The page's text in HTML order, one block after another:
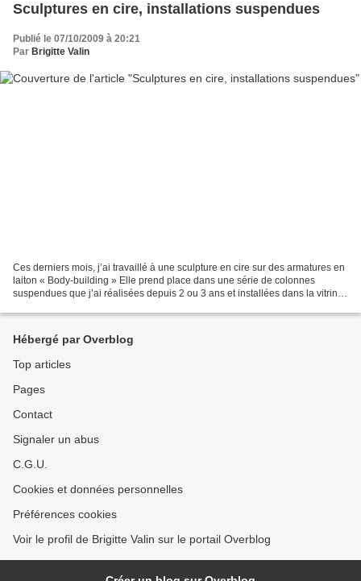
Sculptures en cire, installations suspendues
Publié le 07/10/2009 à 20:21
Par Brigitte Valin
Ces derniers mois, j’ai travaillé à une sculpture en cire sur des armatures en
laiton « Body-building » Elle prend place dans une série de colonnes
suspendues que j’ai réalisées depuis 2 ou 3 ans et installées dans la vitrine
Hébergé par Overblog
Top articles
Pages
Contact
Signaler un abus
C.G.U.
Cookies et données personnelles
Préférences cookies
Voir le profil de Brigitte Valin sur le portail Overblog